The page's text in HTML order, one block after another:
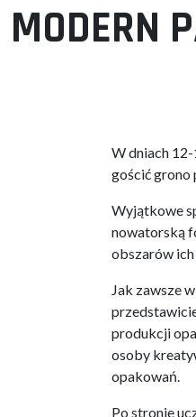
W dniach
gościć grono
Wyjątkowe
nowatorską
obszarów
Jak zawsze
produkcji
osoby
opakowań.
Po stronie